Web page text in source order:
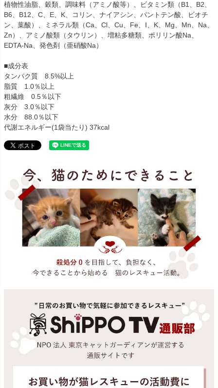
植物性油脂、穀類、調味料（アミノ酸等）、ビタミン類（B1、B2、
B6、B12、C、E、K、コリン、ナイアシン、パントテン酸、ビオチ
ン、葉酸）、ミネラル類（Ca、Cl、Cu、Fe、I、K、Mg、Mn、Na、
Zn）、アミノ酸類（タウリン）、増粘多糖類、ポリリン酸Na、
EDTA-Na、発色剤（亜硝酸Na）
■成分表
タンパク質 8.5%以上
脂質 1.0％以上
粗繊維 0.5％以下
灰分 3.0％以下
水分 88.0％以下
代謝エネルギー(1袋当たり) 37kcal